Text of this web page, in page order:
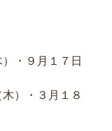
・９月１７日
）・３月１８